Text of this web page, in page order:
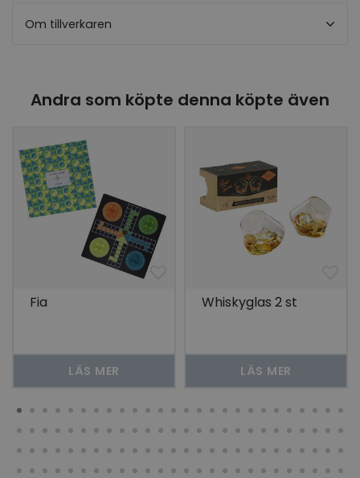
Om tillverkaren
Andra som köpte denna köpte även
Fia
LÄS MER
Whiskyglas 2 st
LÄS MER